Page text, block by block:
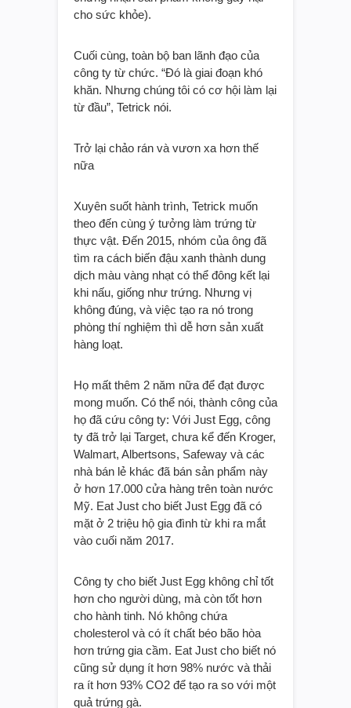
kệ hàng. (Công ty cho biết FDA đã
cho sức khỏe).
Cuối cùng, toàn bộ ban lãnh đạo của
công ty từ chức. “Đó là giai đoạn khó
từ đầu”, Tetrick nói.
Xuyên suốt hành trình, Tetrick muốn
theo đến cùng ý tưởng làm trứng từ
thực vật. Đến 2015, nhóm của ông đã
tìm ra cách biến đậu xanh thành dung
dịch màu vàng nhạt có thể đông kết lại
khi nấu, giống như trứng. Nhưng vị
không đúng, và việc tạo ra nó trong
hàng loạt.
Họ mất thêm 2 năm nữa để đạt được
mong muốn. Có thể nói, thành công của
họ đã cứu công ty: Với Just Egg, công
ty đã trở lại Target, chưa kể đến Kroger,
Walmart, Albertsons, Safeway và các
nhà bán lẻ khác đã bán sản phẩm này
ở hơn 17.000 cửa hàng trên toàn nước
Mỹ. Eat Just cho biết Just Egg đã có
vào cuối năm 2017.
Công ty cho biết Just Egg không chỉ tốt
hơn cho người dùng, mà còn tốt hơn
cho hành tinh. Nó không chứa
cholesterol và có ít chất béo bão hòa
hơn trứng gia cầm. Eat Just cho biết nó
cũng sử dụng ít hơn 98% nước và thải